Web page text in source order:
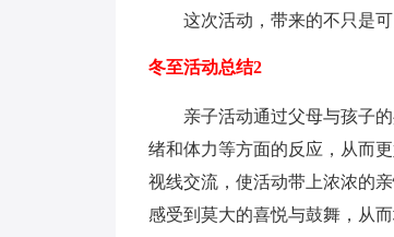
这次活动，带来的不只是
冬至活动总结2
亲子活动通过父母与孩子
绪和体力等方面的反应，从而
视线交流，使活动带上浓浓的
感受到莫大的喜悦与鼓舞，从